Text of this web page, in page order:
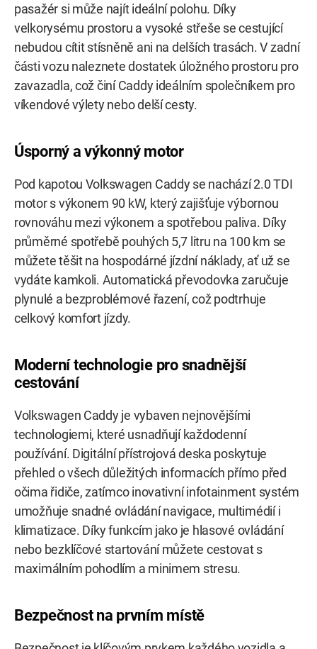
pasažér si může najít ideální polohu. Díky
velkorysému prostoru a vysoké střeše se cestující
nebudou cítit stísněně ani na delších trasách. V zadní
části vozu naleznete dostatek úložného prostoru pro
zavazadla, což činí Caddy ideálním společníkem pro
víkendové výlety nebo delší cesty.
Úsporný a výkonný motor
Pod kapotou Volkswagen Caddy se nachází 2.0 TDI
motor s výkonem 90 kW, který zajišťuje výbornou
rovnováhu mezi výkonem a spotřebou paliva. Díky
průměrné spotřebě pouhých 5,7 litru na 100 km se
můžete těšit na hospodárné jízdní náklady, ať už se
vydáte kamkoli. Automatická převodovka zaručuje
plynulé a bezproblémové řazení, což podtrhuje
celkový komfort jízdy.
Moderní technologie pro snadnější
cestování
Volkswagen Caddy je vybaven nejnovějšími
technologiemi, které usnadňují každodenní
používání. Digitální přístrojová deska poskytuje
přehled o všech důležitých informacích přímo před
očima řidiče, zatímco inovativní infotainment systém
umožňuje snadné ovládání navigace, multimédií i
klimatizace. Díky funkcím jako je hlasové ovládání
nebo bezklíčové startování můžete cestovat s
maximálním pohodlím a minimem stresu.
Bezpečnost na prvním místě